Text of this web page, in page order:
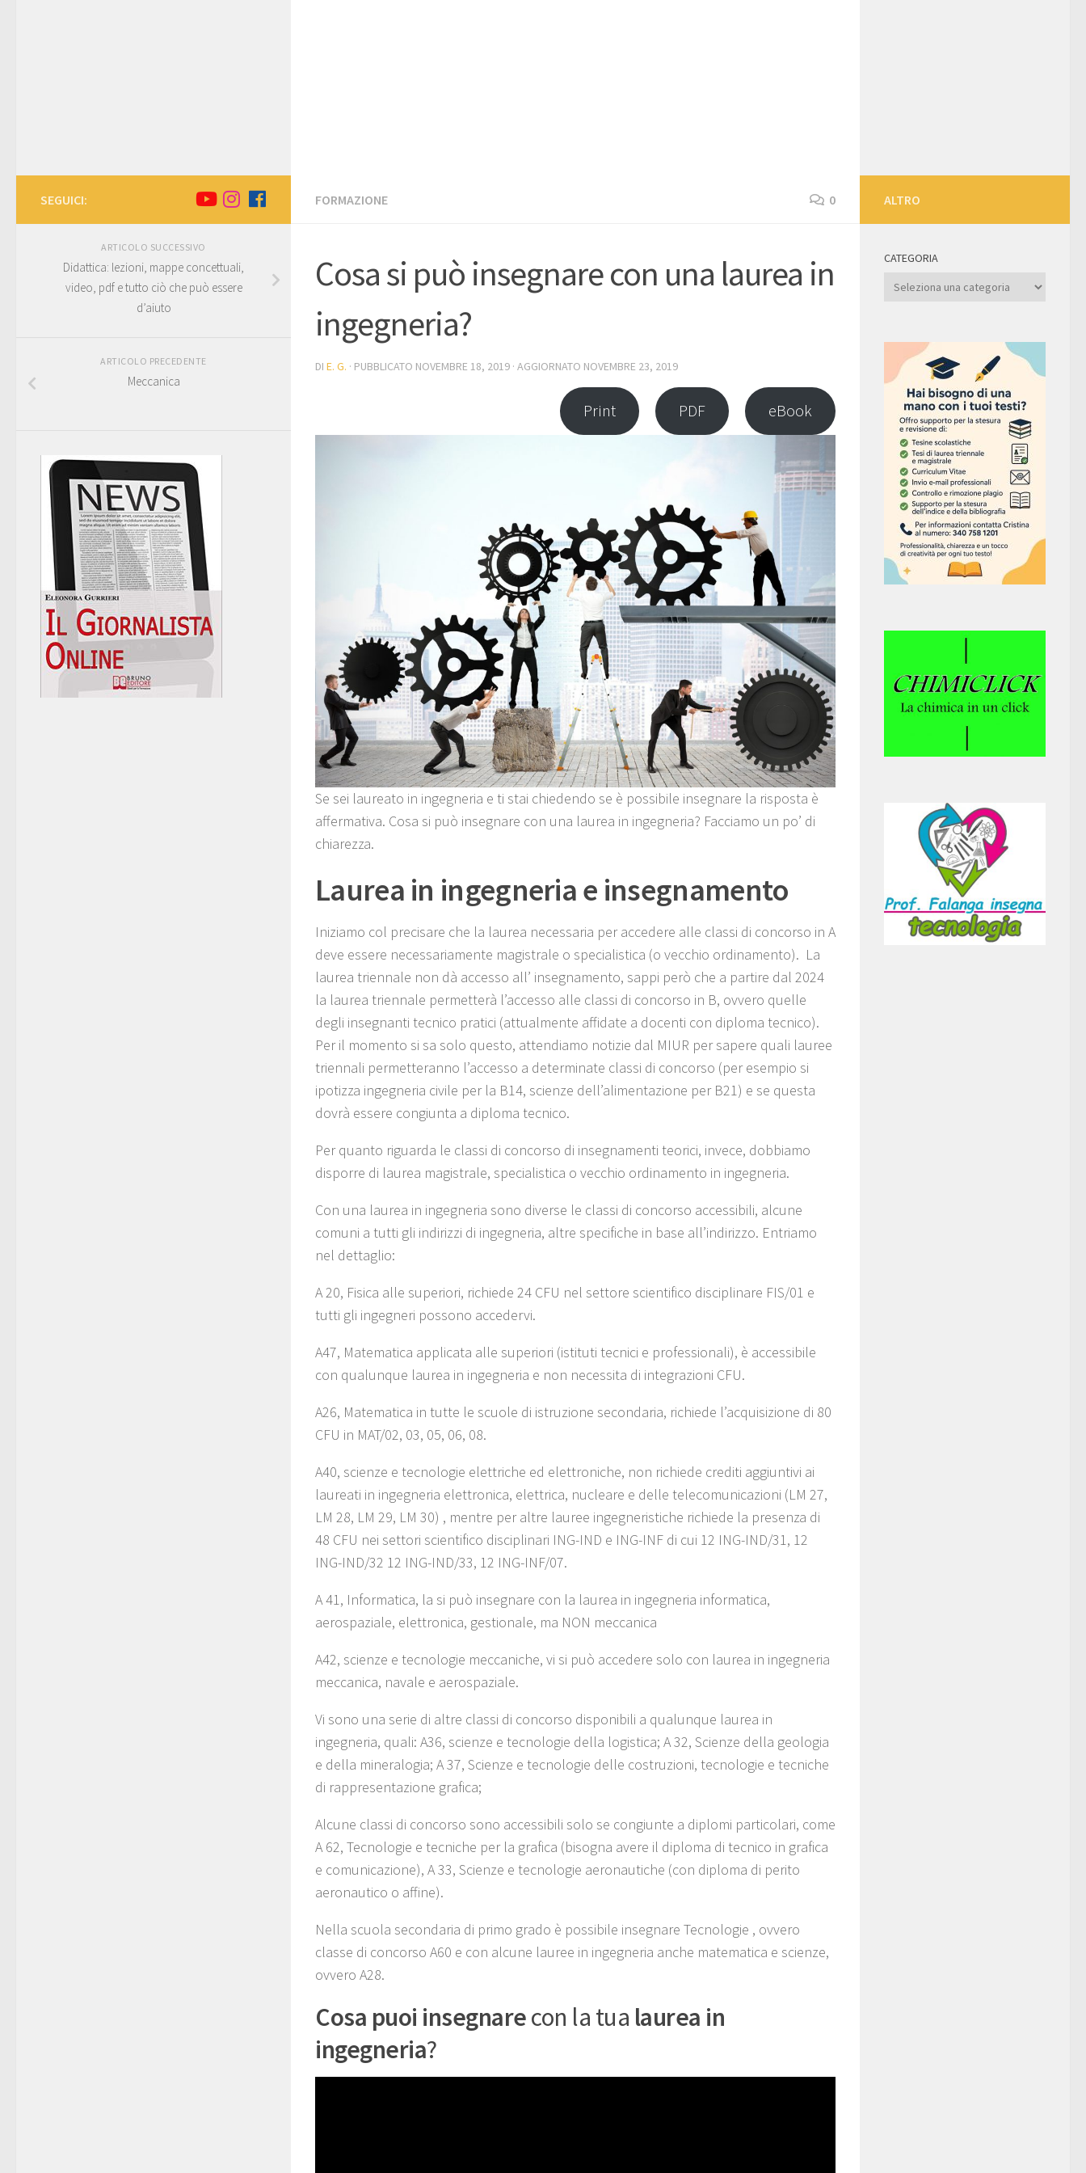
FORMAZIONE 0
Cosa si può insegnare con una laurea in
ingegneria?
DI E. G. · PUBBLICATO NOVEMBRE 18, 2019 · AGGIORNATO NOVEMBRE 23, 2019
Print PDF eBook
Se sei laureato in ingegneria e ti stai chiedendo se è possibile insegnare la risposta è
affermativa. Cosa si può insegnare con una laurea in ingegneria? Facciamo un po’ di
chiarezza.
Laurea in ingegneria e insegnamento
Iniziamo col precisare che la laurea necessaria per accedere alle classi di concorso in A
deve essere necessariamente magistrale o specialistica (o vecchio ordinamento). La
laurea triennale non dà accesso all’ insegnamento, sappi però che a partire dal 2024
la laurea triennale permetterà l’accesso alle classi di concorso in B, ovvero quelle
degli insegnanti tecnico pratici (attualmente affidate a docenti con diploma tecnico).
Per il momento si sa solo questo, attendiamo notizie dal MIUR per sapere quali lauree
triennali permetteranno l’accesso a determinate classi di concorso (per esempio si
ipotizza ingegneria civile per la B14, scienze dell’alimentazione per B21) e se questa
dovrà essere congiunta a diploma tecnico.
Per quanto riguarda le classi di concorso di insegnamenti teorici, invece, dobbiamo
disporre di laurea magistrale, specialistica o vecchio ordinamento in ingegneria.
Con una laurea in ingegneria sono diverse le classi di concorso accessibili, alcune
comuni a tutti gli indirizzi di ingegneria, altre specifiche in base all’indirizzo. Entriamo
nel dettaglio:
A 20, Fisica alle superiori, richiede 24 CFU nel settore scientifico disciplinare FIS/01 e
tutti gli ingegneri possono accedervi.
A47, Matematica applicata alle superiori (istituti tecnici e professionali), è accessibile
con qualunque laurea in ingegneria e non necessita di integrazioni CFU.
A26, Matematica in tutte le scuole di istruzione secondaria, richiede l’acquisizione di 80
CFU in MAT/02, 03, 05, 06, 08.
A40, scienze e tecnologie elettriche ed elettroniche, non richiede crediti aggiuntivi ai
laureati in ingegneria elettronica, elettrica, nucleare e delle telecomunicazioni (LM 27,
LM 28, LM 29, LM 30) , mentre per altre lauree ingegneristiche richiede la presenza di
48 CFU nei settori scientifico disciplinari ING-IND e ING-INF di cui 12 ING-IND/31, 12
ING-IND/32 12 ING-IND/33, 12 ING-INF/07.
A 41, Informatica, la si può insegnare con la laurea in ingegneria informatica,
aerospaziale, elettronica, gestionale, ma NON meccanica
A42, scienze e tecnologie meccaniche, vi si può accedere solo con laurea in ingegneria
meccanica, navale e aerospaziale.
Vi sono una serie di altre classi di concorso disponibili a qualunque laurea in
ingegneria, quali: A36, scienze e tecnologie della logistica; A 32, Scienze della geologia
e della mineralogia; A 37, Scienze e tecnologie delle costruzioni, tecnologie e tecniche
di rappresentazione grafica;
Alcune classi di concorso sono accessibili solo se congiunte a diplomi particolari, come
A 62, Tecnologie e tecniche per la grafica (bisogna avere il diploma di tecnico in grafica
e comunicazione), A 33, Scienze e tecnologie aeronautiche (con diploma di perito
aeronautico o affine).
Nella scuola secondaria di primo grado è possibile insegnare Tecnologie , ovvero
classe di concorso A60 e con alcune lauree in ingegneria anche matematica e scienze,
ovvero A28.
Cosa puoi insegnarecon la tua laurea in
ingegneria?
SEGUICI:
ARTICOLO SUCCESSIVO
Didattica: lezioni, mappe concettuali,
video, pdf e tutto ciò che può essere
d’aiuto
ARTICOLO PRECEDENTE
Meccanica
ALTRO
CATEGORIA
Categoria